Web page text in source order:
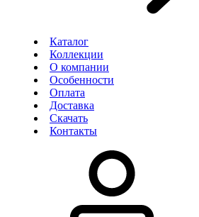
Каталог
Коллекции
О компании
Особенности
Оплата
Доставка
Скачать
Контакты